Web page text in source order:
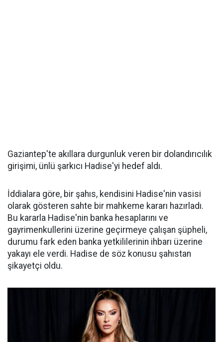
Gaziantep'te akıllara durgunluk veren bir dolandırıcılık
girişimi, ünlü şarkıcı Hadise'yi hedef aldı.
İddialara göre, bir şahıs, kendisini Hadise'nin vasisi
olarak gösteren sahte bir mahkeme kararı hazırladı.
Bu kararla Hadise'nin banka hesaplarını ve
gayrimenkullerini üzerine geçirmeye çalışan şüpheli,
durumu fark eden banka yetkililerinin ihbarı üzerine
yakayı ele verdi. Hadise de söz konusu şahıstan
şikayetçi oldu.